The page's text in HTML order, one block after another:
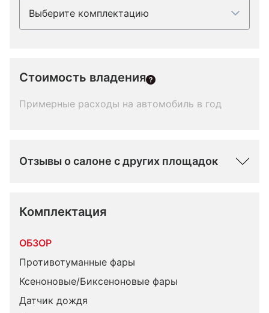
Выберите комплектацию
Стоимость владения
Примерные расходы на автомобиль в год
Отзывы о салоне с других площадок
Комплектация
ОБЗОР
Противотуманные фары
Ксеноновые/Биксеноновые фары
Датчик дождя